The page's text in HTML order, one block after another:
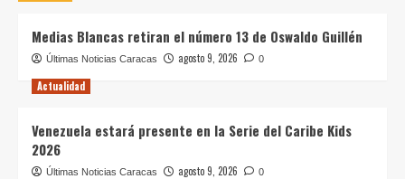
Medias Blancas retiran el número 13 de Oswaldo Guillén
Últimas Noticias Caracas agosto 9, 2026 0
Actualidad
Venezuela estará presente en la Serie del Caribe Kids
2026
Últimas Noticias Caracas agosto 9, 2026 0